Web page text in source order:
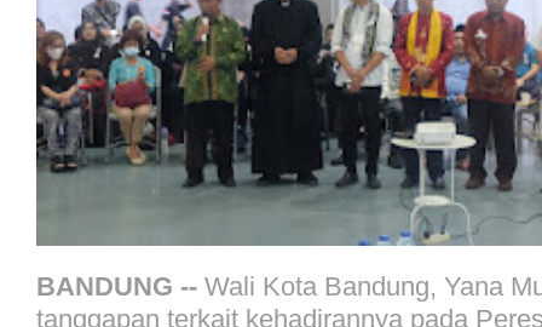
BANDUNG -- Wali Kota Bandung, Yana
tanggapan terkait kehadirannya pada